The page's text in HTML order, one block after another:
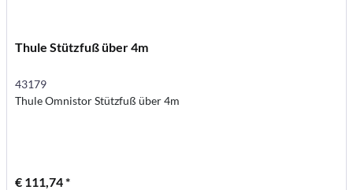
Thule Stützfuß über 4m
43179
Thule Omnistor Stützfuß über 4m
€ 111,74 *